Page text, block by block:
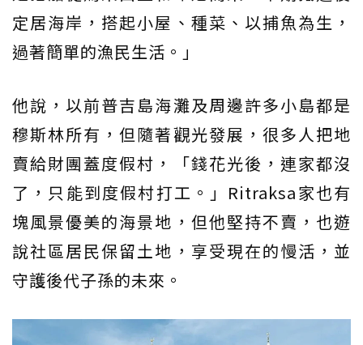
定居海岸，搭起小屋、種菜、以捕魚為生，
過著簡單的漁民生活。」
他說，以前普吉島海灘及周邊許多小島都是
穆斯林所有，但隨著觀光發展，很多人把地
賣給財團蓋度假村，「錢花光後，連家都沒
了，只能到度假村打工。」Ritraksa家也有
塊風景優美的海景地，但他堅持不賣，也遊
說社區居民保留土地，享受現在的慢活，並
守護後代子孫的未來。